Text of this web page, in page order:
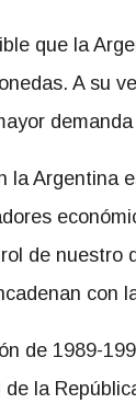
que la
A su
la Argentina
de nuestro
con
de 1989-
de la